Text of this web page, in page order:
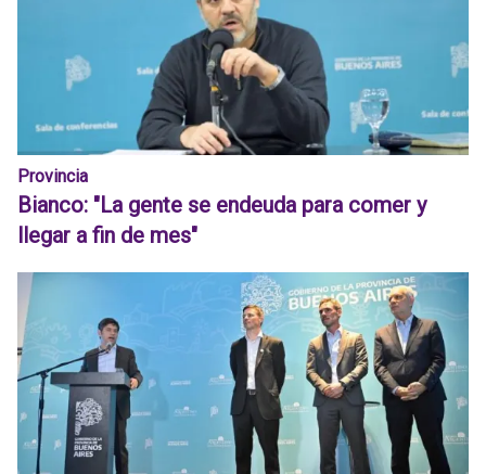
Provincia
Bianco: "La gente se endeuda para comer y
llegar a fin de mes"